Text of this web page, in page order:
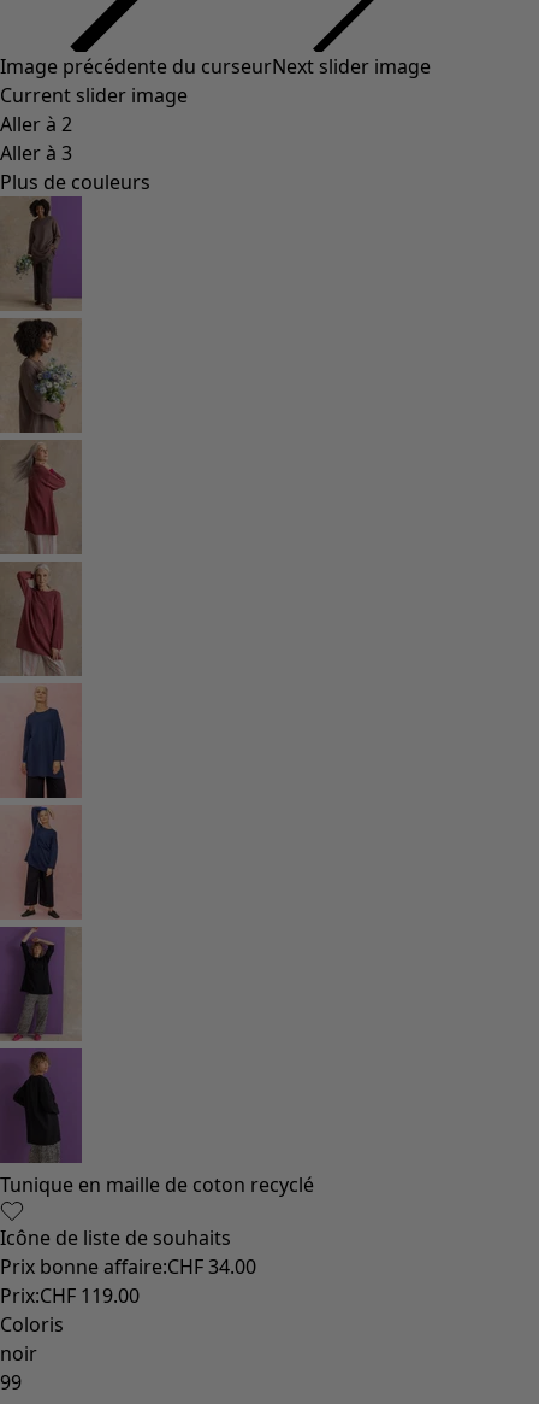
Styles de vétements
Vêtements en lin
Robes de style hippie
Grandes Tailles
À fleurs
Vêtements hippies
Une mode scandinave
Superpositions
Des carreaux à foison
À pois
Vêtements bio
Un design suédois
Robes en jersey
Vêtements bohèmes
Des vêtements pour les soirées fraîches
Vêtements à motif
Coton
Coton biologique
Maillots de bain et vêtements de plage
Vêtements de fête
Collections
Dans l'univers du kimono
Monsoon
Étendues champêtres
Coimbatore
Les classiques de Gudrun
Des tournesols pour le HCR